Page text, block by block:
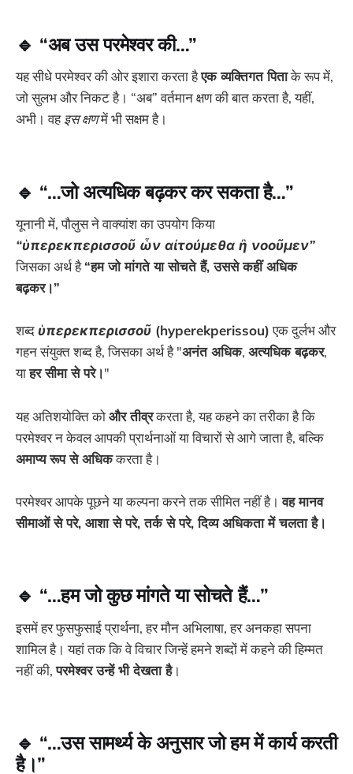
🔹 “अब उस परमेश्वर की…”
यह सीधे परमेश्वर की ओर इशारा करता हैएक व्यक्तिगत पिताके रूप में,
जो सुलभ और निकट है। “अब” वर्तमान क्षण की बात करता है, यहीं,
अभी। वहइस क्षणमें भी सक्षम है।
🔹 “…जो अत्यधिक बढ़कर कर सकता है…”
यूनानी में, पौलुस ने वाक्यांश का उपयोग किया
“ὑπερεκπερισσοῦ ὧν αἰτούμεθα ἢ νοοῦμεν”
जिसका अर्थ है“हम जो मांगते या सोचते हैं, उससे कहीं अधिक
बढ़कर।”
शब्दὑπερεκπερισσοῦ (hyperekperissou)एक दुर्लभ और
गहन संयुक्त शब्द है, जिसका अर्थ है "अनंत अधिक, अत्यधिक बढ़कर,
याहर सीमा से परे।"
यह अतिशयोक्ति कोऔर तीव्रकरता है, यह कहने का तरीका है कि
परमेश्वर न केवल आपकी प्रार्थनाओं या विचारों से आगे जाता है, बल्कि
अमाप्य रूप से अधिककरता है।
परमेश्वर आपके पूछने या कल्पना करने तक सीमित नहीं है।वह मानव
सीमाओं से परे, आशा से परे, तर्क से परे, दिव्य अधिकता में चलता है।
🔹 “…हम जो कुछ मांगते या सोचते हैं…”
इसमें हर फुसफुसाई प्रार्थना, हर मौन अभिलाषा, हर अनकहा सपना
शामिल है। यहां तक कि वे विचार जिन्हें हमने शब्दों में कहने की हिम्मत
नहीं की,परमेश्वर उन्हें भी देखता है।
🔹 “…उस सामर्थ्य के अनुसार जो हम में कार्य करती
है।”